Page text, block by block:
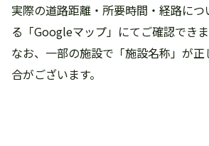
実際の道路距離・所要時間・経路に
る「Googleマップ」にてご確認できま
なお、一部の施設で「施設名称」が
合がございます。